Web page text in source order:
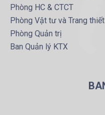
Phòng HC & CTCT
Phòng Vật tư và Trang
Phòng Quản trị
Ban Quản lý KTX